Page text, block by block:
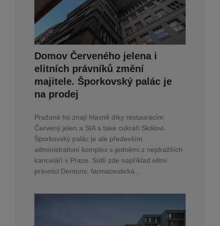
Domov Červeného jelena i
elitních právníků změní
majitele. Šporkovský palác je
na prodej
Pražané ho znají hlavně díky restauracím
Červený jelen a SIA a také cukráři Skálovi.
Šporkovský palác je ale především
administrativní komplex s jedněmi z nejdražších
kanceláří v Praze. Sídlí zde například elitní
právníci Dentons, farmaceutická...